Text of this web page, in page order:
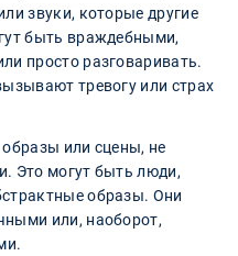
звуки, которые другие
быть враждебными,
просто разговаривать.
тревогу или страх
или сцены, не
Это могут быть люди,
образы. Они
или, наоборот,